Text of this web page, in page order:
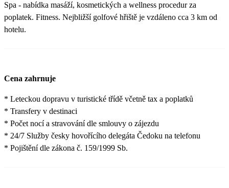
Spa - nabídka masáží, kosmetických a wellness procedur za
poplatek. Fitness. Nejbližší golfové hřiště je vzdáleno cca 3 km od
hotelu.
Cena zahrnuje
* Leteckou dopravu v turistické třídě včetně tax a poplatků
* Transfery v destinaci
* Počet nocí a stravování dle smlouvy o zájezdu
* 24/7 Služby česky hovořícího delegáta Čedoku na telefonu
* Pojištění dle zákona č. 159/1999 Sb.